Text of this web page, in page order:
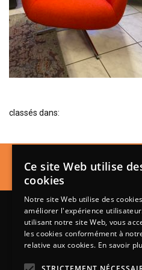
BIBLIOTHÈQUE
TABLE BASSE
FAUTEUILS
CANAPÉS
CHAISES
LITERIE
MATELAS
LITS RELEVABLES
classés dans:
Un produit vous
intéresse ?
Lundi de 14h à 18h30
Mardi à vendredi de 9h à
Ce site Web utilise
cookies
Notre site Web utilise des
améliorer l'expérience
utilisant notre site Web, vous
les cookies conformément à
relative aux cookies. En savoir